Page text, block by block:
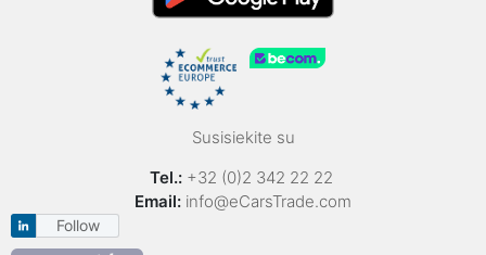
Susisiekite su
Tel.: +32 (0)2 342 22 22
Email: info@eCarsTrade.com
Follow